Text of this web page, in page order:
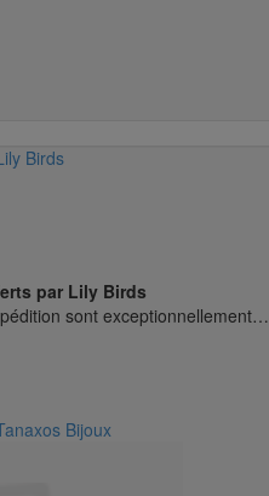
Birds
par Lily Birds
sont exceptionnellement…
Bijoux